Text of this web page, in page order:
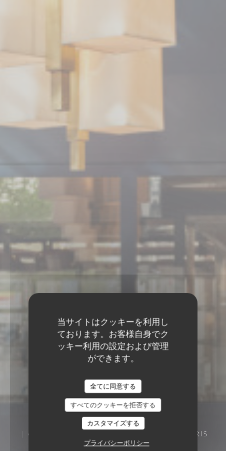
当サイトはクッキーを利用し
ております。お客様自身でク
ッキー利用の設定および管理
ができます。
全てに同意する
すべてのクッキーを拒否する
カスタマイズする
プライバシーポリシー
4, BOULEVARD DES CAPUCINES 75009 PARIS